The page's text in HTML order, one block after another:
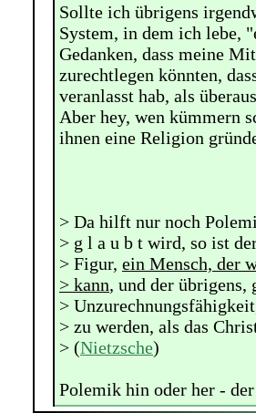
Sollte ich übrigens
System, in dem ich lebe,
Gedanken, dass meine
zurechtlegen könnten,
veranlasst hab, als
Aber hey, wen kümmern
ihnen eine Religion
> Da hilft nur noch
> g l a u b t wird, so ist
> Figur, ein Mensch, der
> kann, und der übrigens,
>
> zu werden, als das
> (Nietzsche)
Polemik hin oder her -